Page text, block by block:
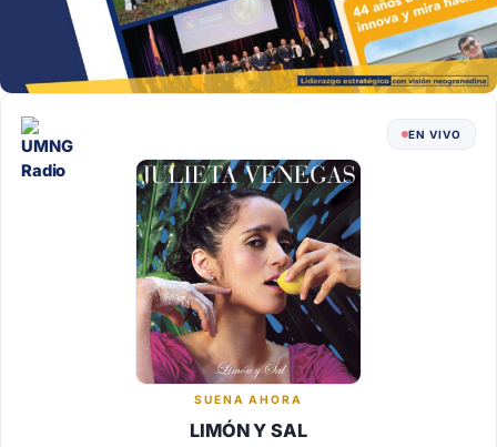
EN VIVO
SUENA AHORA
LIMÓN Y SAL